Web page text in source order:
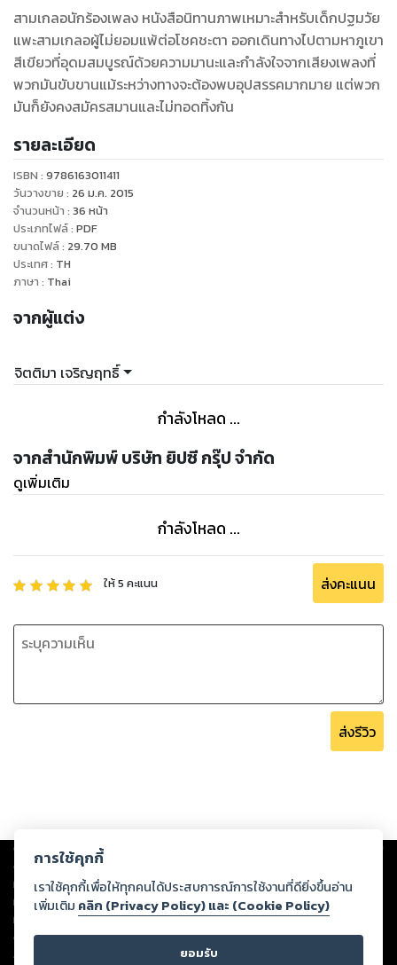
สามเกลอนักร้องเพลง หนังสือนิทานภาพเหมาะสำหรับเด็กปฐมวัย
แพะสามเกลอผู้ไม่ยอมแพ้ต่อโชคชะตา ออกเดินทางไปตามหาภูเขา
สีเขียวที่อุดมสมบูรณ์ด้วยความมานะและกำลังใจจากเสียงเพลงที่
พวกมันขับขานแม้ระหว่างทางจะต้องพบอุปสรรคมากมาย แต่พวก
มันก็ยังคงสมัครสมานและไม่ทอดทิ้งกัน
รายละเอียด
ISBN : 9786163011411
วันวางขาย : 26 ม.ค. 2015
จำนวนหน้า : 36 หน้า
ประเภทไฟล์: PDF
ขนาดไฟล์: 29.70 MB
ประเทศ: TH
ภาษา : Thai
จากผู้แต่ง
จิตติมา เจริญฤทธิ์
กำลังโหลด ...
จากสำนักพิมพ์ บริษัท ยิปซี กรุ๊ป จำกัด
ดูเพิ่มเติม
กำลังโหลด ...
ให้5 คะแนน ส่งคะแนน
ส่งรีวิว
Copyright © 2026
ต่อผลงานหรือเนื้อหาใดที่อัปโหลดผ่านเว็บไซต์และปรากฏว่าละเมิดสิทธิใน
ทรัพย์สินทางปัญญาของบุคคลอื่นหรือขัดต่อกฎหมายและศีลธรรม ดังนั้น ผู้อ่าน
ทุกท่านโปรดใช้วิจารณญาณในการกลั่นกรองด้วยตนเอง และหากท่านพบว่าส่วน
หนึ่งส่วนใดขัดต่อกฎหมายและศีลธรรม กรุณาแจ้งมายังบริษัท เพื่อทีมงานจะได้
ดำเนินการในทันที ทั้งนี้ ทางสตอรี่ล็อกขอสงวนลิขสิทธิ์ตามพระราชบัญญัติ
ลิขสิทธิ์ พ.ศ. 2537 (ฉบับล่าสุด)
การใช้คุกกี้
เราใช้คุกกี้เพื่อให้ทุกคนได้ประสบการณ์การใช้งานที่ดียิ่งขึ้นอ่าน
เพิ่มเติม คลิก (Privacy Policy) และ (Cookie Policy)
ยอมรับ